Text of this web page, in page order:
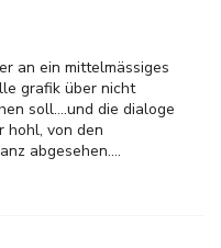
an ein mittelmässiges
grafik über nicht
soll....und die dialoge
hohl, von den
abgesehen....